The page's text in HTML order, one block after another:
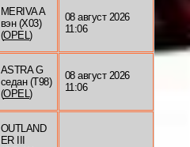
MERIVA A
вэн (X03)
(OPEL)
08 август 2026
11:06
ASTRA G
седан (T98)
(OPEL)
08 август 2026
11:06
OUTLAND
ER III